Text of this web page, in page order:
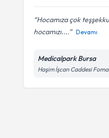
Hocamıza çok
hocamızı....
Devamı
Medicalpark Bursa
Haşim İşcan Caddesi